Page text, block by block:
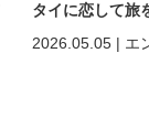
タイに恋して旅
2026.05.05 | エ